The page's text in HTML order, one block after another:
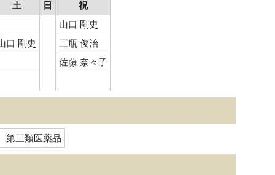
土 日
祝
山口 剛史
口 剛史
三瓶 俊治
佐藤 奈々子
第三類医薬品